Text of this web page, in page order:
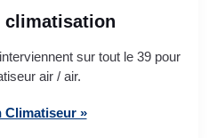
climatisation
sur tout le 39 pour
air / air.
Climatiseur »